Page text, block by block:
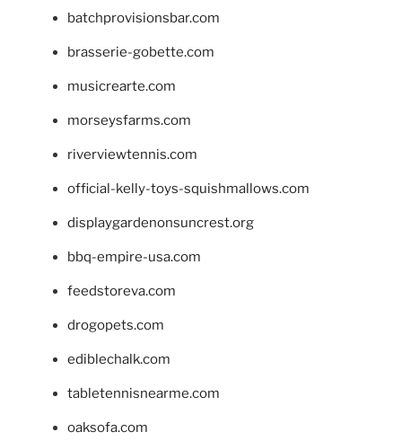
batchprovisionsbar.com
brasserie-gobette.com
musicrearte.com
morseysfarms.com
riverviewtennis.com
official-kelly-toys-squishmallows.com
displaygardenonsuncrest.org
bbq-empire-usa.com
feedstoreva.com
drogopets.com
ediblechalk.com
tabletennisnearme.com
oaksofa.com